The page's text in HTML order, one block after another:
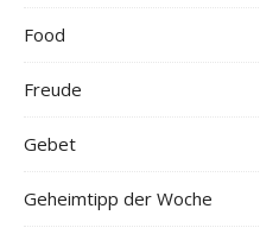
Food
Freude
Gebet
Geheimtipp der Woche